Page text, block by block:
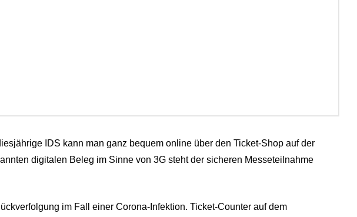
IDS kann man ganz bequem online über den Ticket-Shop auf der
digitalen Beleg im Sinne von 3G steht der sicheren Messeteilnahme
im Fall einer Corona-Infektion. Ticket-Counter auf dem